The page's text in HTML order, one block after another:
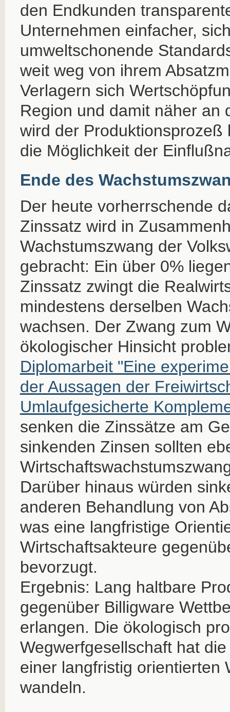
den Endkunden
Unternehmen einfacher,
umweltschonende
weit weg von ihrem
Verlagern sich
Region und damit näher an
wird der Produktionsprozeß
die Möglichkeit der
Ende des
Der heute vorherrschende
Zinssatz wird in
Wachstumszwang der
gebracht: Ein über 0%
Zinssatz zwingt die
mindestens derselben
wachsen. Der Zwang zum
ökologischer Hinsicht
Diplomarbeit "Eine
der Aussagen der
Umlaufgesicherte
senken die Zinssätze am
sinkenden Zinsen sollten
Darüber hinaus würden
anderen Behandlung von
was eine langfristige
Wirtschaftsakteure
bevorzugt.
Ergebnis: Lang haltbare
gegenüber Billigware
erlangen. Die ökologisch
Wegwerfgesellschaft hat
einer langfristig orientierten
wandeln.